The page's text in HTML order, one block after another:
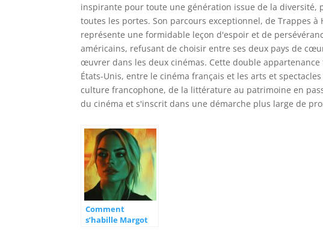
inspirante pour toute une génération issue de la
toutes les portes. Son parcours exceptionnel, de Trappes
représente une formidable leçon d'espoir et de
américains, refusant de choisir entre ses deux pays de
œuvrer dans les deux cinémas. Cette double
États-Unis, entre le cinéma français et les arts et
culture francophone, de la littérature au patrimoine en
du cinéma et s'inscrit dans une démarche plus large de
Comment
s’habille Margot